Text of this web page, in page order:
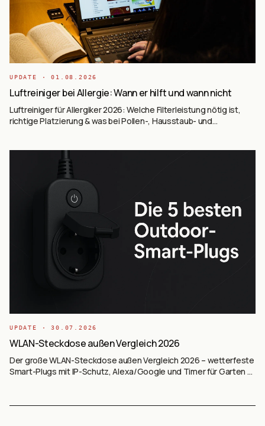
UPDATE ·01.08.2026
Luftreiniger bei Allergie: Wann er hilft und wann nicht
Luftreiniger für Allergiker 2026: Welche Filterleistung nötig ist,
richtige Platzierung & was bei Pollen-, Hausstaub- und
UPDATE ·30.07.2026
WLAN-Steckdose außen Vergleich 2026
Der große WLAN-Steckdose außen Vergleich 2026 – wetterfeste
Smart-Plugs mit IP-Schutz, Alexa/Google und Timer für Garten &